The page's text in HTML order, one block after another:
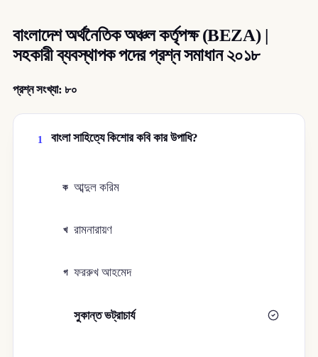
বাংলাদেশ অর্থনৈতিক অঞ্চল কর্তৃপক্ষ (BEZA) |
সহকারী ব্যবস্থাপক পদের প্রশ্ন সমাধান ২০১৮
প্রশ্ন সংখ্যা: ৮০
1 বাংলা সাহিত্যে কিশোর কবি কার উপাধি?
ক আব্দুল করিম
খ রামনারায়ণ
গ ফররুখ আহমেদ
সুকান্ত ভট্রাচার্য